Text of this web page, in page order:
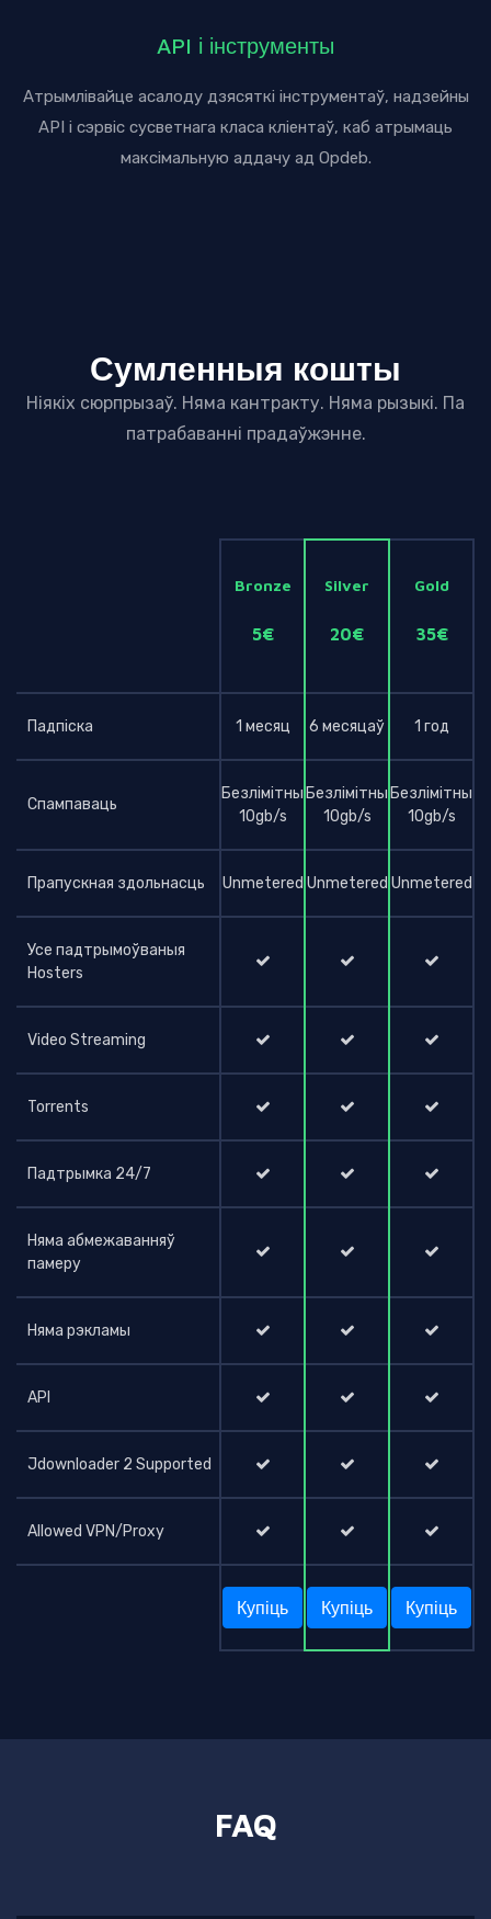
API і інструменты
Атрымлівайце асалоду дзясяткі інструментаў, надзейны
API і сэрвіс сусветнага класа кліентаў, каб атрымаць
максімальную аддачу ад Opdeb.
Сумленныя кошты
Ніякіх сюрпрызаў. Няма кантракту. Няма рызыкі. Па
патрабаванні прадаўжэнне.
Bronze
5€
Silver
20€
Gold
35€
Падпіска 1 месяц 6 месяцаў 1 год
Спампаваць
Безлімітны
10gb/s
Безлімітны
10gb/s
Безлімітны
10gb/s
Прапускная здольнасць Unmetered Unmetered Unmetered
Усе падтрымоўваныя
Hosters
Video Streaming
Torrents
Падтрымка 24/7
Няма абмежаванняў
памеру
Няма рэкламы
API
Jdownloader 2 Supported
Allowed VPN/Proxy
Купіць Купіць Купіць
FAQ